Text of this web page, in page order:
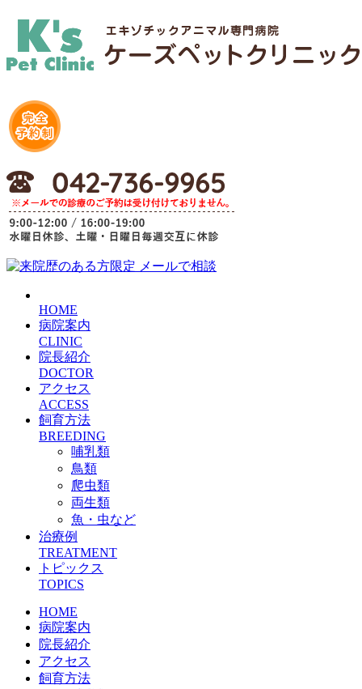
HOME
病院案内
CLINIC
院長紹介
DOCTOR
アクセス
ACCESS
飼育方法
BREEDING
哺乳類
鳥類
爬虫類
両生類
魚・虫など
治療例
TREATMENT
トピックス
TOPICS
HOME
病院案内
院長紹介
アクセス
飼育方法